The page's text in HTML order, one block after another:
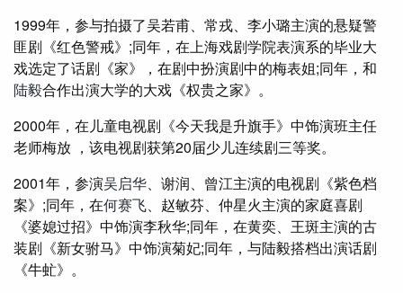
1999年，参与拍摄了吴若甫、常戎、李小璐主演的悬疑警
匪剧《红色警戒》;同年，在上海戏剧学院表演系的毕业大
戏选定了话剧《家》，在剧中扮演剧中的梅表姐;同年，和
陆毅合作出演大学的大戏《权贵之家》。
2000年，在儿童电视剧《今天我是升旗手》中饰演班主任
老师梅放 ，该电视剧获第20届少儿连续剧三等奖。
2001年，参演吴启华 、谢润、曾江主演的电视剧《紫色档
案》;同年，在何赛飞 、赵敏芬、仲星火主演的家庭喜剧
《婆媳过招》中饰演李秋华;同年，在黄奕、王斑主演的古
装剧《新女驸马》中饰演菊妃;同年，与陆毅搭档出演话剧
《牛虻》。